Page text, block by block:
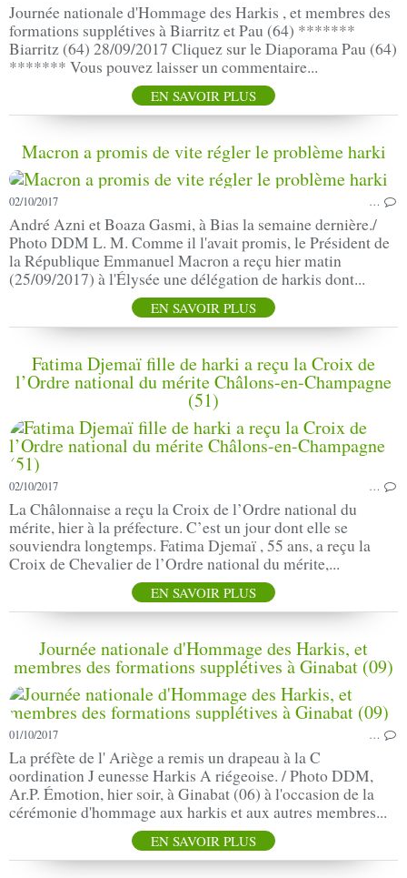
Journée nationale d'Hommage des Harkis , et membres des
formations supplétives à Biarritz et Pau (64) *******
Biarritz (64) 28/09/2017 Cliquez sur le Diaporama Pau (64)
******* Vous pouvez laisser un commentaire...
EN SAVOIR PLUS
Macron a promis de vite régler le problème harki
02/10/2017 …
André Azni et Boaza Gasmi, à Bias la semaine dernière./
Photo DDM L. M. Comme il l'avait promis, le Président de
la République Emmanuel Macron a reçu hier matin
(25/09/2017) à l'Élysée une délégation de harkis dont...
EN SAVOIR PLUS
Fatima Djemaï fille de harki a reçu la Croix de
l’Ordre national du mérite Châlons-en-Champagne
(51)
02/10/2017 …
La Châlonnaise a reçu la Croix de l’Ordre national du
mérite, hier à la préfecture. C’est un jour dont elle se
souviendra longtemps. Fatima Djemaï , 55 ans, a reçu la
Croix de Chevalier de l’Ordre national du mérite,...
EN SAVOIR PLUS
Journée nationale d'Hommage des Harkis, et
membres des formations supplétives à Ginabat (09)
01/10/2017 …
La préfète de l' Ariège a remis un drapeau à la C
oordination J eunesse Harkis A riégeoise. / Photo DDM,
Ar.P. Émotion, hier soir, à Ginabat (06) à l'occasion de la
cérémonie d'hommage aux harkis et aux autres membres...
EN SAVOIR PLUS